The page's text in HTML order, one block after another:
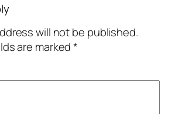
will not be published.
are marked*